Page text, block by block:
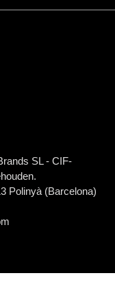
SL- CIF-
Polinyà (Barcelona)